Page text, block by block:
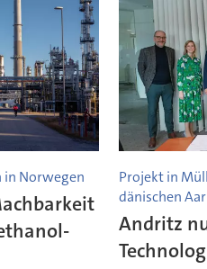
in Norwegen
Projekt in
dänischen
Andritz